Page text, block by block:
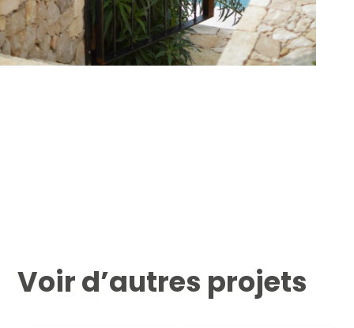
Voir d’autres projets